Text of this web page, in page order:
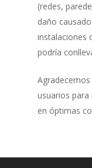
(redes,
daño
instalaciones
podría
usuarios
en óptimas